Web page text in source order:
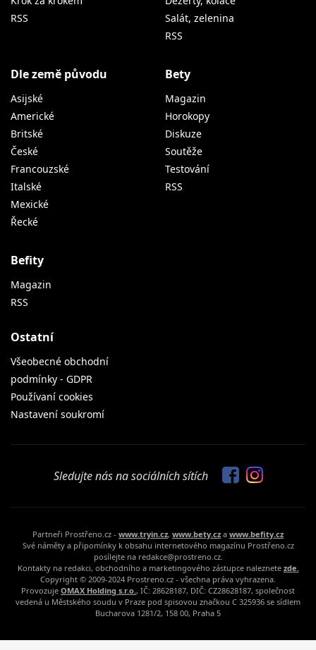
RSS
Salát, zelenina
RSS
Dle země původu
Asijské
Americké
Britské
České
Francouzské
Italské
Mexické
Řecké
Bety
Magazin
Horokopy
Diskuze
Soutěže
Testování
RSS
Befity
Magazin
RSS
Ostatní
Všeobecné obchodní
podmínky - GDPR
Používaní cookies
Nastavení soukromí
Sledujte nás na sociálních sítích
Partneři Prostřeno.cz - www.tryin.cz, www.bety.cz a www.befity.cz
Své náměty a připomínky k obsahu internetového magazínu Prostřeno.cz
posílejte na redakce@prostreno.cz.
Kontakty na redakci, obchodního a marketingového zástupce naleznete zde.
Copyright © 2009-2024 Prostreno.cz - všechna práva vyhrazena.
Provozuje OMAX Holding s.r.o., IČ: 28628187, DIČ: CZ28628187, společnost
vedená u Městského soudu v Praze pod spisovou značkou C 325936 se sídlem
Bucharova 1281/2, 158 00, Praha 5